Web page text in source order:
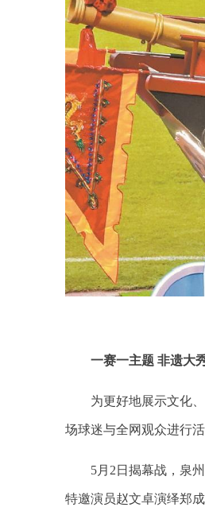
一赛一主题 非遗大
为更好地展示文化
场球迷与全网观众进行活
5月2日揭幕战，泉
特邀演员赵文卓演绎郑